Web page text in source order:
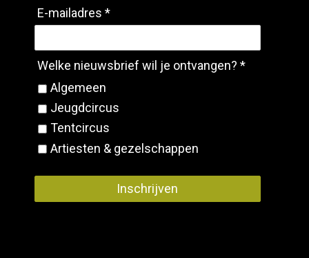
E-mailadres *
Welke nieuwsbrief wil je ontvangen? *
Algemeen
Jeugdcircus
Tentcircus
Artiesten & gezelschappen
Inschrijven